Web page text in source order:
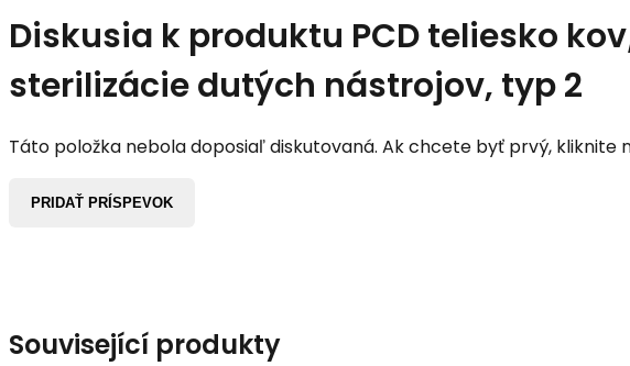
Diskusia k produktu PCD teliesko
sterilizácie dutých nástrojov, typ 2
Táto položka nebola doposiaľ diskutovaná. Ak chcete byť prvý, kliknite
PRIDAŤ PRÍSPEVOK
Související produkty